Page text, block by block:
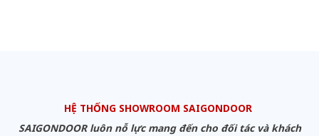
HỆ THỐNG SHOWROOM SAIGONDOOR
SAIGONDOOR luôn nỗ lực mang đến cho đối tác và khách